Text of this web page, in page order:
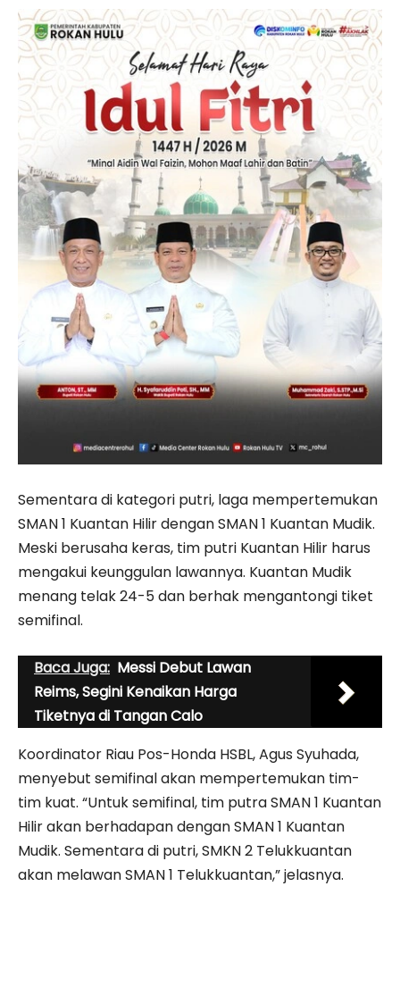
Sementara di kategori putri, laga mempertemukan
SMAN 1 Kuantan Hilir dengan SMAN 1 Kuantan Mudik.
Meski berusaha keras, tim putri Kuantan Hilir harus
mengakui keunggulan lawannya. Kuantan Mudik
menang telak 24-5 dan berhak mengantongi tiket
semifinal.
Baca Juga: Messi Debut Lawan
Reims, Segini Kenaikan Harga
Tiketnya di Tangan Calo
Koordinator Riau Pos-Honda HSBL, Agus Syuhada,
menyebut semifinal akan mempertemukan tim-
tim kuat. “Untuk semifinal, tim putra SMAN 1 Kuantan
Hilir akan berhadapan dengan SMAN 1 Kuantan
Mudik. Sementara di putri, SMKN 2 Telukkuantan
akan melawan SMAN 1 Telukkuantan,” jelasnya.